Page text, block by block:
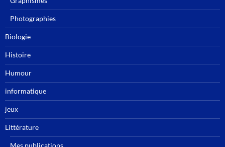
Photographies
Biologie
Histoire
Humour
informatique
jeux
Littérature
Mes publications